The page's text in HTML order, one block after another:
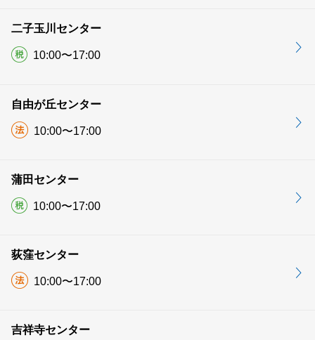
二子玉川センター
10:00〜17:00
自由が丘センター
10:00〜17:00
蒲田センター
10:00〜17:00
荻窪センター
10:00〜17:00
吉祥寺センター